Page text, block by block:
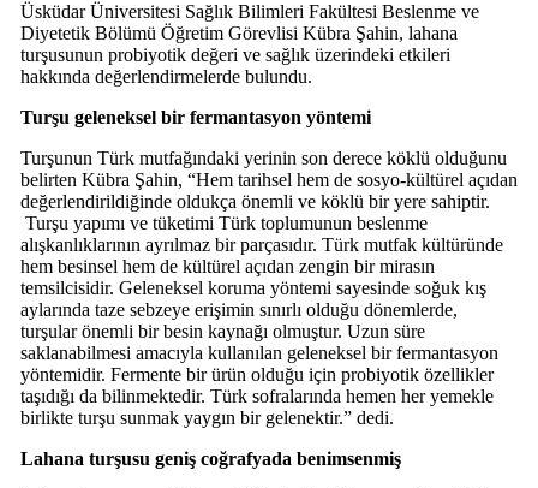
Üsküdar Üniversitesi Sağlık Bilimleri Fakültesi Beslenme ve
Diyetetik Bölümü Öğretim Görevlisi Kübra Şahin, lahana
turşusunun probiyotik değeri ve sağlık üzerindeki etkileri
hakkında değerlendirmelerde bulundu.
Turşu geleneksel bir fermantasyon yöntemi
Turşunun Türk mutfağındaki yerinin son derece köklü olduğunu
belirten Kübra Şahin, “Hem tarihsel hem de sosyo-kültürel açıdan
değerlendirildiğinde oldukça önemli ve köklü bir yere sahiptir.
Turşu yapımı ve tüketimi Türk toplumunun beslenme
alışkanlıklarının ayrılmaz bir parçasıdır. Türk mutfak kültüründe
hem besinsel hem de kültürel açıdan zengin bir mirasın
temsilcisidir. Geleneksel koruma yöntemi sayesinde soğuk kış
aylarında taze sebzeye erişimin sınırlı olduğu dönemlerde,
turşular önemli bir besin kaynağı olmuştur. Uzun süre
saklanabilmesi amacıyla kullanılan geleneksel bir fermantasyon
yöntemidir. Fermente bir ürün olduğu için probiyotik özellikler
taşıdığı da bilinmektedir. Türk sofralarında hemen her yemekle
birlikte turşu sunmak yaygın bir gelenektir.” dedi.
Lahana turşusu geniş coğrafyada benimsenmiş